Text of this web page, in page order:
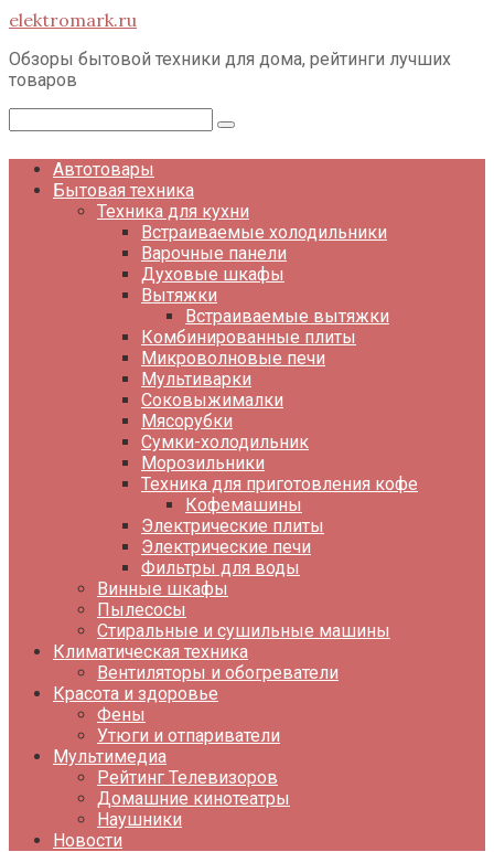
Перейти
контенту
elektromark.ru
Обзоры бытовой техники для дома, рейтинги лучших
товаров
Автотовары
Бытовая техника
Техника для кухни
Встраиваемые холодильники
Варочные панели
Духовые шкафы
Вытяжки
Встраиваемые вытяжки
Комбинированные плиты
Микроволновые печи
Мультиварки
Соковыжималки
Мясорубки
Сумки-холодильник
Морозильники
Техника для приготовления кофе
Кофемашины
Электрические плиты
Электрические печи
Фильтры для воды
Винные шкафы
Пылесосы
Стиральные и сушильные машины
Климатическая техника
Вентиляторы и обогреватели
Красота и здоровье
Фены
Утюги и отпариватели
Мультимедиа
Рейтинг Телевизоров
Домашние кинотеатры
Наушники
Новости